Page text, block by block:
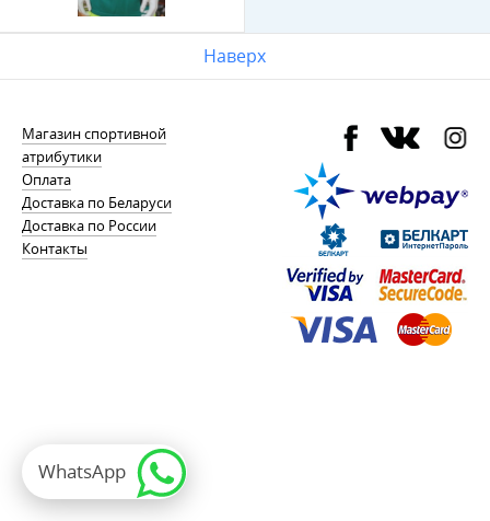
Наверх
Магазин спортивной
атрибутики
Оплата
Доставка по Беларуси
Доставка по России
Контакты
WhatsApp